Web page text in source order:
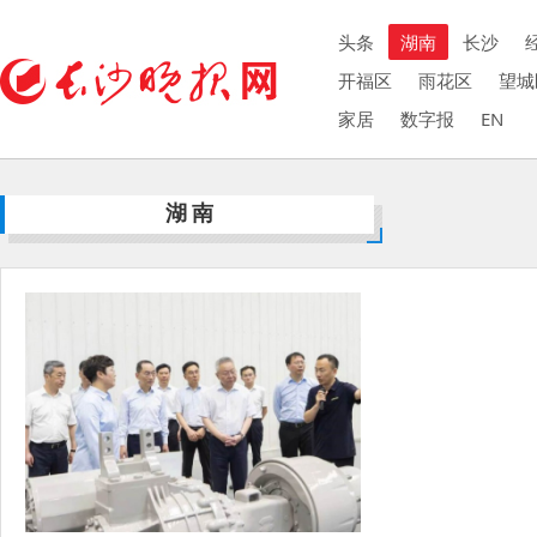
头条 湖南 长沙
开福区
雨花区
望
家居
数字报 EN
湖南